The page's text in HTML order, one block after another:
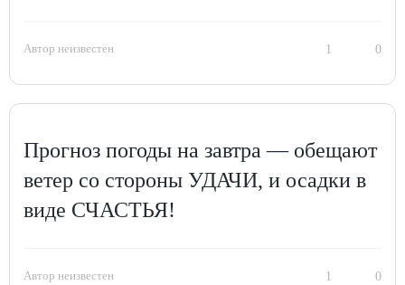
Автор неизвестен 1 0
Прогноз погоды на завтра — обещают
ветер со стороны УДАЧИ, и осадки в
виде СЧАСТЬЯ!
Автор неизвестен 1 0